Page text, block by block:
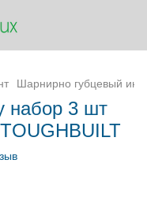
Шарнирно губцевый
набор 3 шт